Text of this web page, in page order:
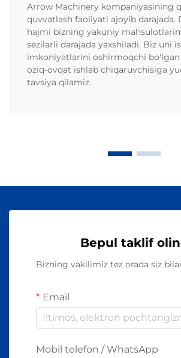
Arrow Machinery kompaniyasining
quvvatlash faoliyati ajoyib darajada.
hajmi bizning yakuniy
sezilarli darajada yaxshiladi. Biz uni
imkoniyatlarini oshirmoqchi bo'lgan
oziq-ovqat ishlab chiqaruvchisiga
tavsiya qilamiz.
Bepul taklif
Bizning vakilimiz tez orada siz
Email
Mobil telefon / WhatsApp